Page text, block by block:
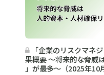
「企業のリスクマネ
果概要 ～将来的な脅威
」が最多～（2025年10